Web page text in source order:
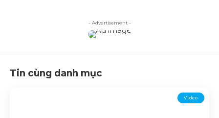
- Advertisement -
Tin cùng danh mục
Video